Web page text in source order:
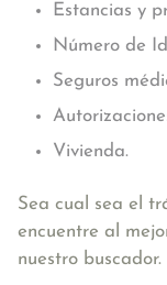
Estancias y
Número de
Seguros
Vivienda.
Sea cual sea el
encuentre al
nuestro buscador.